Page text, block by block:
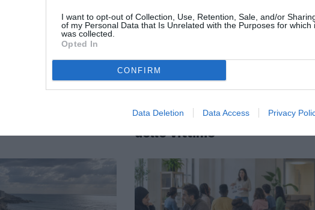
I want to opt-out of Collection, Use, Retention, Sale, and/or
of my Personal Data that Is Unrelated with the Purposes for which
was collected.
Opted In
CONFIRM
Data Deletion Data Access Privacy
rete
favorire
irregolare:
ATTUALITÀ
Tratta e grave
assistenza e integrazione
delle vittime